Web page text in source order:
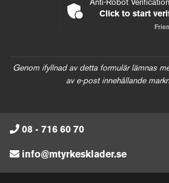
Anti-Robot Verification
Click to start
Genom ifyllnad av detta formulär lämnas
av e-post innehållande
08 - 716 60 70
info@mtyrkesklader.se